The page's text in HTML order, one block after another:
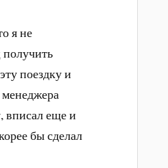
я не
получить
поездку и
вписал еще и
бы сделал